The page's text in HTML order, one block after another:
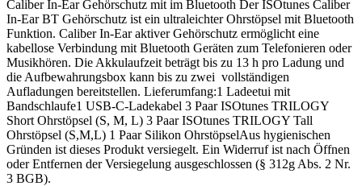
Caliber In-Ear Gehörschutz mit im Bluetooth Der ISOtunes Caliber
In-Ear BT Gehörschutz ist ein ultraleichter Ohrstöpsel mit Bluetooth
Funktion. Caliber In-Ear aktiver Gehörschutz ermöglicht eine
kabellose Verbindung mit Bluetooth Geräten zum Telefonieren oder
Musikhören. Die Akkulaufzeit beträgt bis zu 13 h pro Ladung und
die Aufbewahrungsbox kann bis zu zwei vollständigen
Aufladungen bereitstellen. Lieferumfang:1 Ladeetui mit
Bandschlaufe1 USB-C-Ladekabel 3 Paar ISOtunes TRILOGY
Short Ohrstöpsel (S, M, L) 3 Paar ISOtunes TRILOGY Tall
Ohrstöpsel (S,M,L) 1 Paar Silikon OhrstöpselAus hygienischen
Gründen ist dieses Produkt versiegelt. Ein Widerruf ist nach Öffnen
oder Entfernen der Versiegelung ausgeschlossen (§ 312g Abs. 2 Nr.
3 BGB).